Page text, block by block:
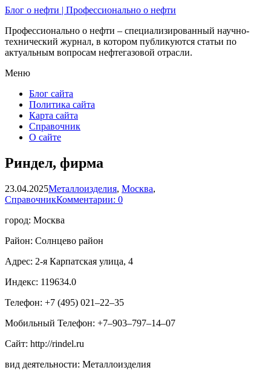
Блог о нефти | Профессионально о нефти
Профессионально о нефти – специализированный научно-
технический журнал, в котором публикуются статьи по
актуальным вопросам нефтегазовой отрасли.
Меню
Блог сайта
Политика сайта
Карта сайта
Справочник
О сайте
Риндел, фирма
23.04.2025Металлоизделия, Москва,
СправочникКомментарии: 0
город: Москва
Район: Солнцево район
Адрес: 2-я Карпатская улица, 4
Индекс: 119634.0
Телефон: +7 (495) 021‒22‒35
Мобильный Телефон: +7‒903‒797‒14‒07
Сайт: http://rindel.ru
вид деятельности: Металлоизделия